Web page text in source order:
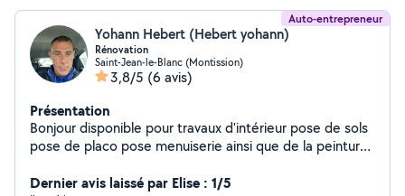
Auto-entrepreneur
Yohann Hebert (Hebert yohann)
Rénovation
Saint-Jean-le-Blanc (Montission)
3,8/5 (6 avis)
Présentation
Bonjour disponible pour travaux d'intérieur pose de sols
pose de placo pose menuiserie ainsi que de la peinture
Dernier avis laissé par Elise : 1/5